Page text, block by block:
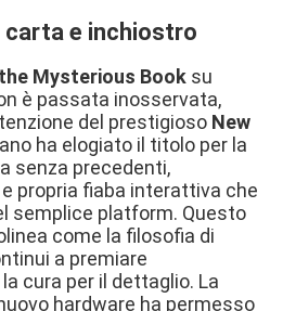
carta e inchiostro
Mysterious Book su
è passata inosservata,
del prestigioso New
ha elogiato il titolo per la
senza precedenti,
propria fiaba interattiva che
semplice platform. Questo
come la filosofia di
a premiare
cura per il dettaglio. La
hardware ha permesso